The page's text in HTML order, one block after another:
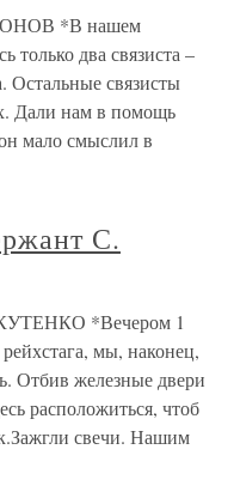
*В нашем
только два связиста –
Остальные связисты
Дали нам в помощь
мало смыслил в
С.
*Вечером 1
мы, наконец,
Отбив железные двери
расположиться, чтоб
свечи. Нашим